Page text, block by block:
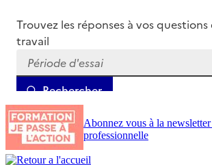
Abonnez vous à la
professionnelle